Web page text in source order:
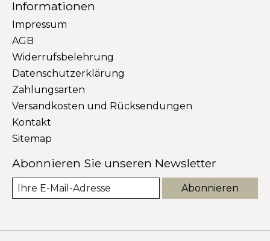
Informationen
Impressum
AGB
Widerrufsbelehrung
Datenschutzerklärung
Zahlungsarten
Versandkosten und Rücksendungen
Kontakt
Sitemap
Abonnieren Sie unseren Newsletter
Abonnieren